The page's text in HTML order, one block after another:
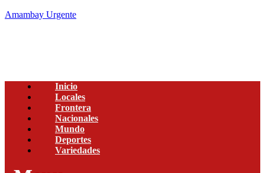
Amambay Urgente
Inicio
Locales
Frontera
Nacionales
Mundo
Deportes
Variedades